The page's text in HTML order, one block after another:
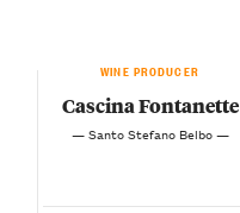
WINE PRODUCER
Cascina Fontanette
— Santo Stefano Belbo —